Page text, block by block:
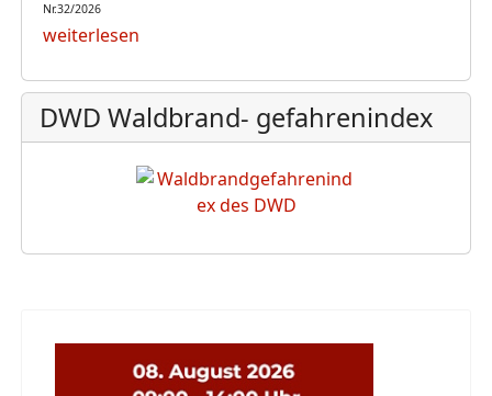
Nr.32/2026
weiterlesen
DWD Waldbrand- gefahrenindex